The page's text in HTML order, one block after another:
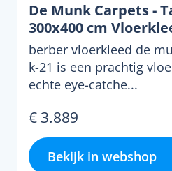
De Munk Carpets -
300x400 cm
berber vloerkleed de
k-21 is een prachtig
echte eye-catche...
€ 3.889
Bekijk in webshop